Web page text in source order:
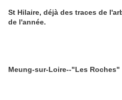
St Hilaire, déjà des traces de
de l'année.
Meung-sur-Loire--"Les Roches"